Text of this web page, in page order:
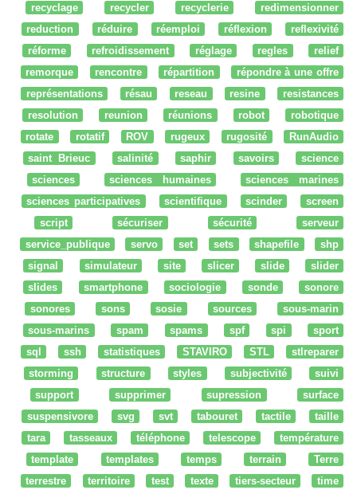
recyclage
recycler recyclerie
redimensionner
reduction
réduire réemploi réflexion
reflexivité
réforme
refroidissement réglage regles
relief
remorque
rencontre répartition
répondre à une offre
représentations
résau reseau resine
resistances
resolution
reunion réunions robot
robotique
rotate
rotatif ROV rugeux rugosité
RunAudio
saint Brieuc
salinité saphir savoirs
science
sciences
sciences humaines
sciences marines
sciences participatives
scientifique scinder
screen
script
sécuriser sécurité
serveur
service_publique
servo set sets shapefile
shp
signal
simulateur site slicer slide
slider
slides
smartphone sociologie sonde
sonore
sonores
sons sosie sources
sous-marin
sous-marins
spam spams spf spi
sport
sql
ssh statistiques STAVIRO STL
stlreparer
storming
structure styles subjectivité
suivi
support
supprimer supression
surface
suspensivore
svg svt tabouret tactile
taille
tara
tasseaux téléphone telescope
température
template
templates temps terrain
Terre
terrestre
territoire test texte tiers-secteur
time